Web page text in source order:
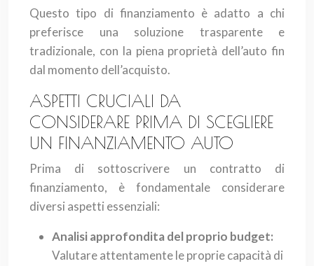
Questo tipo di finanziamento è adatto a chi
preferisce una soluzione trasparente e
tradizionale, con la piena proprietà dell’auto fin
dal momento dell’acquisto.
ASPETTI CRUCIALI DA
CONSIDERARE PRIMA DI SCEGLIERE
UN FINANZIAMENTO AUTO
Prima di sottoscrivere un contratto di
finanziamento, è fondamentale considerare
diversi aspetti essenziali:
Analisi approfondita del proprio budget:
Valutare attentamente le proprie capacità di